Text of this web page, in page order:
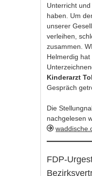
Unterricht
haben. Um
unserer
verleihen,
zusammen.
Helmerdig
Kinderarzt
Gespräch
Die
nachgelesen
FDP-